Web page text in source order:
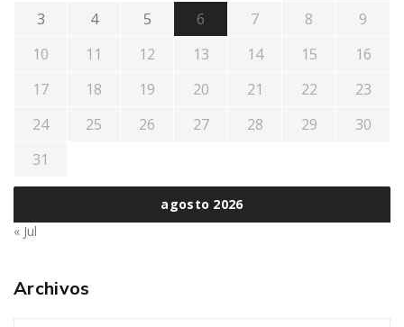
agosto 2026
3
4 5 6 7 8
9
10
11 12 13 14 15
16
17
18 19 20 21 22
23
24
25 26 27 28 29
30
31
« Jul
Archivos